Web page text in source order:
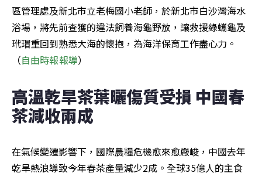
區管理處及新北市立老梅國小老師，於新北市白沙灣海水
浴場，將先前查獲的違法飼養海龜野放，讓救援綠蠵龜及
玳瑁重回到熟悉大海的懷抱，為海洋保育工作盡心力。
（自由時報報導）
高溫乾旱茶葉曬傷質受損 中國春
茶減收兩成
在氣候變遷影響下，國際農糧危機愈來愈嚴峻，中國去年
乾旱熱浪導致今年春茶產量減少2成。全球35億人的主食